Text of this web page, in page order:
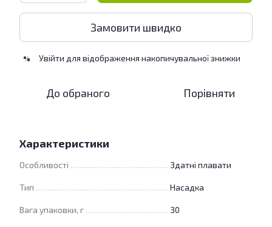
Замовити швидко
% Увійти для відображення накопичувальної знижки
До обраного Порівняти
Характеристики
Особливості Здатні плавати
Тип Насадка
Вага упаковки, г 30